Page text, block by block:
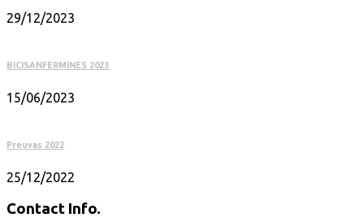
29/12/2023
BICISANFERMINES 2023
15/06/2023
Preuvas 2022
25/12/2022
Contact Info.